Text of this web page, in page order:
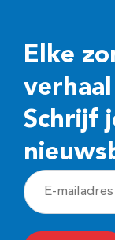
Elke
Schrijf
E
-
m